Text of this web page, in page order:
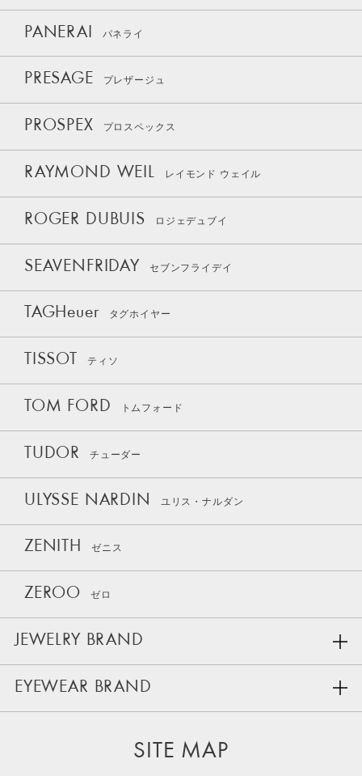
PANERAI パネライ
PRESAGE プレザージュ
PROSPEX プロスペックス
RAYMOND WEIL レイモンド ウェイル
ROGER DUBUIS ロジェデュブイ
SEAVENFRIDAY セブンフライデイ
TAGHeuer タグホイヤー
TISSOT ティソ
TOM FORD トムフォード
TUDOR チューダー
ULYSSE NARDIN ユリス・ナルダン
ZENITH ゼニス
ZEROO ゼロ
JEWELRY BRAND
EYEWEAR BRAND
SITE MAP